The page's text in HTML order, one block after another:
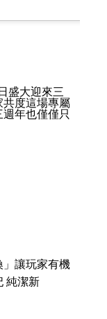
盛大迎來三
共度這場專屬
年也僅僅只
」讓玩家有機
純潔新